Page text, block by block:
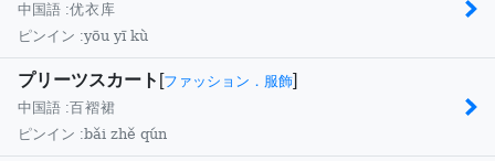
中国語 :优衣库
ピンイン :yōu yī kù
プリーツスカート [ファッション．服飾]
中国語 : 百褶裙
ピンイン :bǎi zhě qún